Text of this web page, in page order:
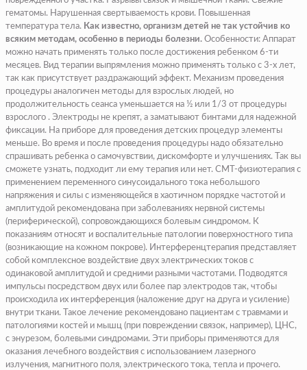
гематомы. Нарушенная свертываемость крови. Повышенная
температура тела. Как известно, организм детей не так устойчив ко
всяким методам, особенно в периоды болезни. Особенности: Аппарат
можно начать применять только после достижения ребенком 6-ти
месяцев. Вид терапии выпрямления можно применять только с 3-х лет,
так как присутствует раздражающий эффект. Механизм проведения
процедуры аналогичен методы для взрослых людей, но
продолжительность сеанса уменьшается на ½ или 1/3 от процедуры
взрослого . Электроды не крепят, а заматывают бинтами для надежной
фиксации. На приборе для проведения детских процедур элементы
меньше. Во время и после проведения процедуры надо обязательно
спрашивать ребенка о самочувствии, дискомфорте и улучшениях. Так вы
сможете узнать, подходит ли ему терапия или нет. СМТ-физиотерапия с
применением переменного синусоидального тока небольшого
напряжения и силы с изменяющейся в хаотичном порядке частотой и
амплитудой рекомендована при заболеваниях нервной системы
(периферической), сопровождающихся болевым синдромом. К
показаниям относят и воспалительные патологии поверхностного типа
(возникающие на кожном покрове). Интерференцтерапия представляет
собой комплексное воздействие двух электрических токов с
одинаковой амплитудой и средними разными частотами. Подводятся
импульсы посредством двух или более пар электродов так, чтобы
происходила их интерференция (наложение друг на друга и усиление)
внутри ткани. Такое лечение рекомендовано пациентам с травмами и
патологиями костей и мышц (при повреждении связок, например), ЦНС,
с энурезом, болевыми синдромами. Эти приборы применяются для
оказания лечебного воздействия с использованием лазерного
излучения, магнитного поля, электрического тока, тепла и прочего.